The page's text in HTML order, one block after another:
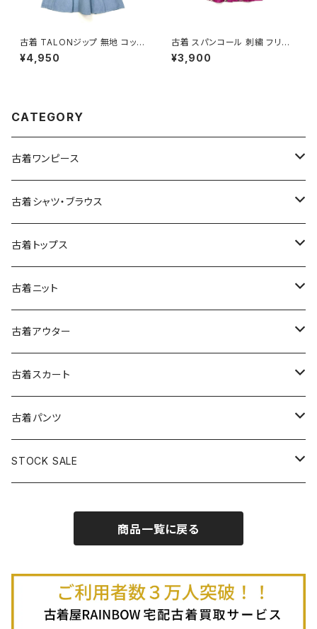
古着 TALONジップ 無地 コット
ン 膝丈 スカート 青 水色 (ba2
607003)
¥4,950
古着 スパンコール 刺繍 フリル
前開き 総柄 長袖 ブラウス ピン
ク (ttu2501145)
¥3,900
CATEGORY
古着ワンピース
古着長袖ワンピース
古着半袖ワンピース
古着ノースリーブワンピース
古着キャミソールワンピース
古着ベアトップワンピース
古着オールインワン
古着オーバーオール
古着シャツ・ブラウス
古着長袖シャツ・ブラウス
古着半袖シャツ・ブラウス
古着ノースリーブシャツ・ブラウス
古着トップス
古着スウェット&パーカー
古着スウェット
古着パーカー
古着プルオーバー
古着長袖プルオーバー
古着半袖プルオーバー
古着Ｔシャツ
古着長袖Ｔシャツ
古着半袖Ｔシャツ
古着ベスト
古着キャミソール
古着ポロシャツ
古着長袖ポロシャツ
古着スウェット
古着ニット
古着セーター
古着カーディガン
古着半袖ニット
古着ニットアウター
古着アウター
古着ライトジャケット
古着ライトコート
古着ヘビージャケット
古着羽織り
古着スカート
古着ロング丈スカート (丈76cm-)
古着膝丈スカート (丈56-75cm)
古着ミニ丈スカート (丈56-75cm)
古着パンツ
古着ロング丈パンツ
STOCK SALE
Autumn / Winter
商品一覧に戻る